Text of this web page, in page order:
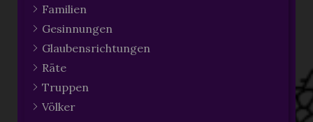
Familien
Gesinnungen
Glaubensrichtungen
Räte
Truppen
Völker